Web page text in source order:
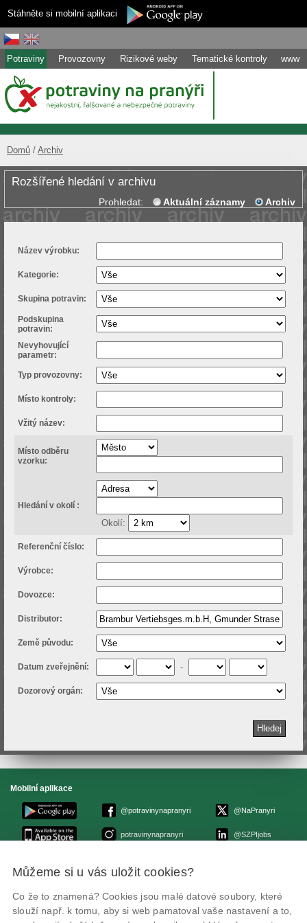
Stáhněte si mobilní aplikaci
Potraviny Provozovny Rizikové weby Tematické kontroly www
Domů Archiv
Rozšířené hledání v archivu
Prohledat: Aktuální záznamy Archiv
Název výrobku:
Kategorie:
Skupina potravin:
Podskupina
potravin:
Nevyhovující
parametr:
Typ provozovny:
Místo kontroly:
Vžitý název:
Místo odběru
vzorku:
Hledání v okolí :
Okolí:
Referenční číslo:
Výrobce:
Dovozce:
Distributor:
Země původu:
Datum zveřejnění: -
Dozorový orgán:
Mobilní aplikace
@potravinynapranyri
potravinynapranyri
@NaPranyri
@SZPIjobs
© Státní zemědělská a potravinářská inspekce 2026
ID datové schránky: avraiqg
IČO: 75014149, DIČ: CZ75014149
Můžeme si u vás uložit cookies?
Co že to znamená? Cookies jsou malé datové soubory, které
slouží např. k tomu, aby si web pamatoval vaše nastavení a to,